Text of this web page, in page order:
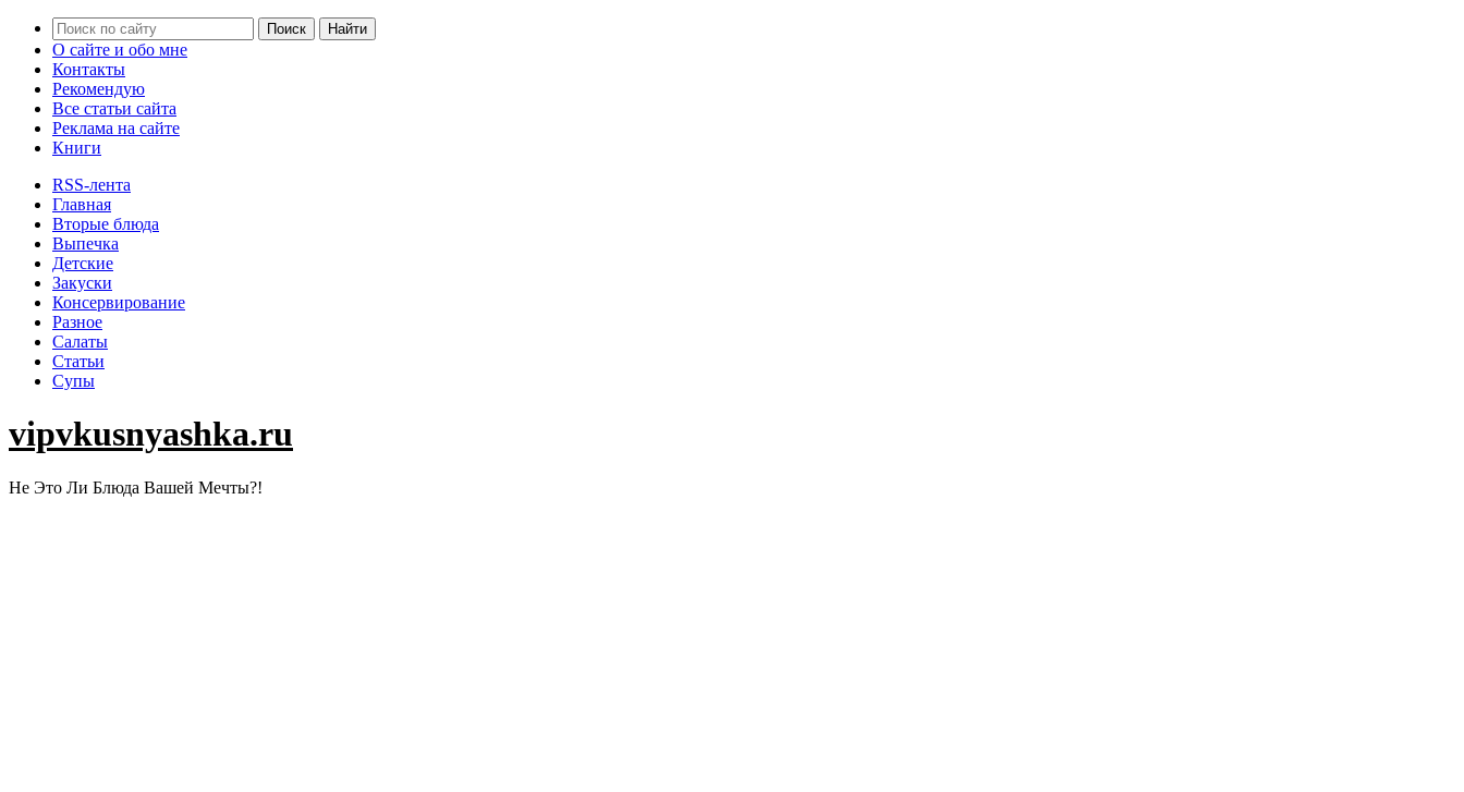
О сайте и обо мне
Контакты
Рекомендую
Все статьи сайта
Реклама на сайте
Книги
RSS-лента
Главная
Вторые блюда
Выпечка
Детские
Закуски
Консервирование
Разное
Салаты
Статьи
Супы
vipvkusnyashka.ru
Не Это Ли Блюда Вашей Мечты?!